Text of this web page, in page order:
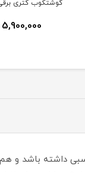
گوشتکوب کتری
5,900,000
باشد و هم